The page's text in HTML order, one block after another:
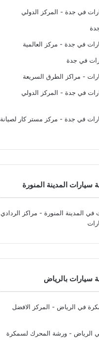
في جدة - المركز الدولي
في جدة - مركز العالمية
في جدة
- مراكز الطرق السريعة
في جدة - المركز الدولي
في جدة - مركز مستر كار لصيانة
سيارات المدينة المنورة
المدينة المنورة - مراكز الردادي
سيارات بالرياض
في الرياض - المركز الافضل
الرياض - ورشة المحرك لسمكرة